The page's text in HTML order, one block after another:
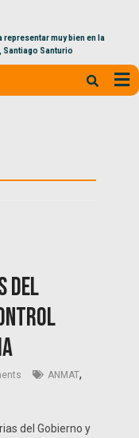
representar muy bien en la
Santiago Santurio
del
ANMAT,
del Gobierno y